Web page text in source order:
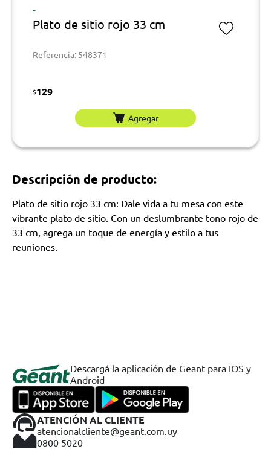
-
Plato de sitio rojo 33 cm
Referencia: 548371
$129
Agregar
Descripción de producto:
Plato de sitio rojo 33 cm: Dale vida a tu mesa con este
vibrante plato de sitio. Con un deslumbrante tono rojo de
33 cm, agrega un toque de energía y estilo a tus
reuniones.
Descargá la aplicación de Geant para IOS y
Android
ATENCIÓN AL CLIENTE
atencionalcliente@geant.com.uy
0800 5020